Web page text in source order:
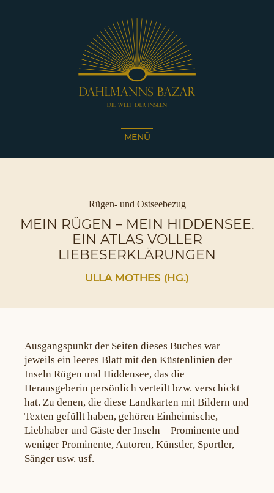
Die
Inseln
|
Café
Sassnitz
MENÜ
Kategorien
Rügen- und Ostseebezug
MEIN RÜGEN – MEIN HIDDENSEE.
EIN ATLAS VOLLER
LIEBESERKLÄRUNGEN
ULLA MOTHES (HG.)
Ausgangspunkt der Seiten dieses Buches war
jeweils ein leeres Blatt mit den Küstenlinien der
Inseln Rügen und Hiddensee, das die
Herausgeberin persönlich verteilt bzw. verschickt
hat. Zu denen, die diese Landkarten mit Bildern und
Texten gefüllt haben, gehören Einheimische,
Liebhaber und Gäste der Inseln – Prominente und
weniger Prominente, Autoren, Künstler, Sportler,
Sänger usw. usf.